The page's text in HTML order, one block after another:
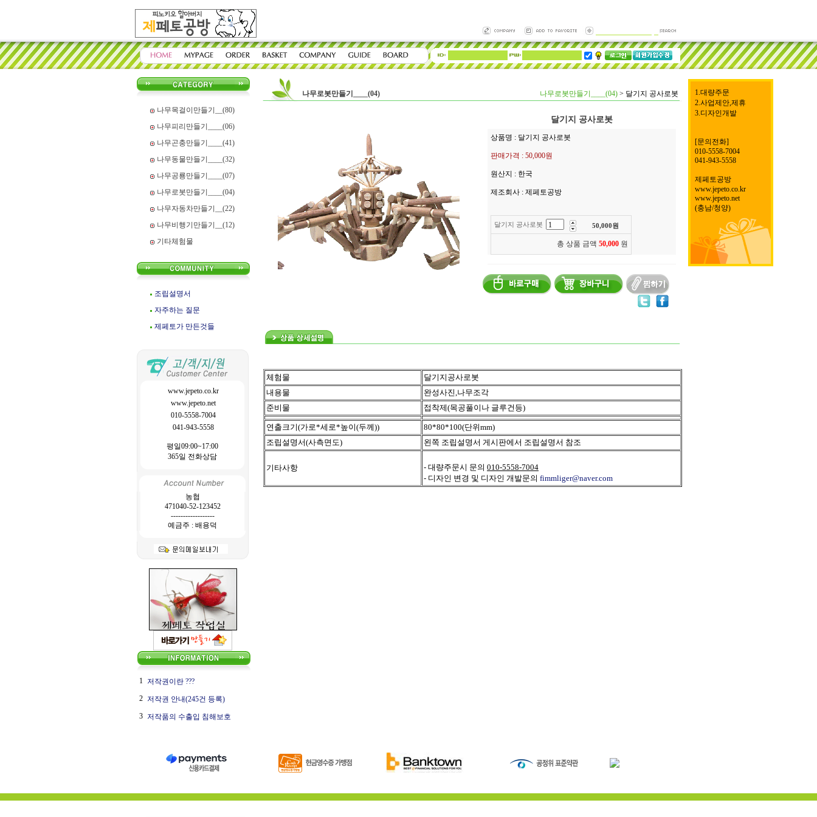
나무목걸이만들기__(80)
나무피리만들기____(06)
나무곤충만들기____(41)
나무동물만들기____(32)
나무공룡만들기____(07)
나무로봇만들기____(04)
나무자동차만들기__(22)
나무비행기만들기__(12)
기타체험물
조립설명서
자주하는 질문
제페토가 만든것들
www.jepeto.co.kr
www.jepeto.net
010-5558-7004
041-943-5558
평일09:00~17:00
365일 전화상담
농협
471040-52-123452
------------------
예금주 : 배용덕
1 저작권이란 ???
2 저작권 안내(245건 등록)
3 저작품의 수출입 침해보호
나무로봇만들기____(04) 나무로봇만들기____(04) > 달기지 공사로봇
달기지 공사로봇
상품명 : 달기지 공사로봇
판매가격 : 50,000원
원산지 : 한국
제조회사 : 제페토공방
달기지 공사로봇 50,000원
총 상품 금액 50,000 원
체험물
달기지공사로봇
내용물
완성사진,나무조각
준비물
접착제(목공풀이나 글루건등)
연출크기(가로*세로*높이(두께))
80*80*100(단위mm)
조립설명서(사측면도)
왼쪽 조립설명서 게시판에서 조립설명서 참조
기타사항 - 대량주문시 문의 010-5558-7004
- 디자인 변경 및 디자인 개발문의 fimmliger@naver.com
1.대량주문
2.사업제안,제휴
3.디자인개발
[문의전화]
010-5558-7004
041-943-5558
제페토공방
www.jepeto.co.kr
www.jepeto.net
(충남/청양)